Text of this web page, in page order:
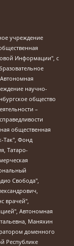
Чичваркин Евгений Александрович, Комитет против пыток/Команда против пыток, Общество с ограниченной ответственностью "Первый научный", Общество с ограниченной ответственностью "Вертолет и ко", Белоцерковская Вероника Борисовна, Кац Максим Евгеньевич, Лазарева Татьяна Юрьевна, Шаведдинов Руслан Табризович, Яшин Илья Валерьевич, Общество с ограниченной ответственностью "Иноагент ААВ", Алешковский Дмитрий Петрович, Альбац Евгения Марковна, Быков Дмитрий Львович, Галямина Юлия Евгеньевна, Лойко Сергей Леонидович, Мартынов Кирилл Константинович, Медведев Сергей Александрович, Крашенинников Федор Геннадиевич, Гордеева Катерина Вл